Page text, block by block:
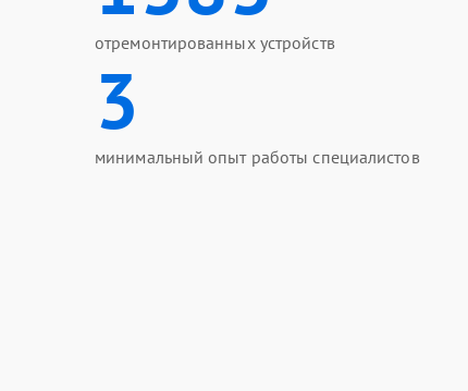
отремонтированных устройств
3
минимальный опыт работы специалистов